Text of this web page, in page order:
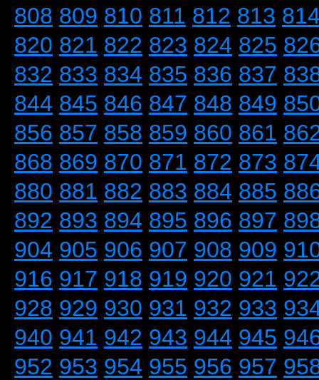
808 809 810 811 812 813
820 821 822 823 824 825
832 833 834 835 836 837
844 845 846 847 848 849
856 857 858 859 860 861
868 869 870 871 872 873
880 881 882 883 884 885
892 893 894 895 896 897
904 905 906 907 908 909
916 917 918 919 920 921
928 929 930 931 932 933
940 941 942 943 944 945
952 953 954 955 956 957